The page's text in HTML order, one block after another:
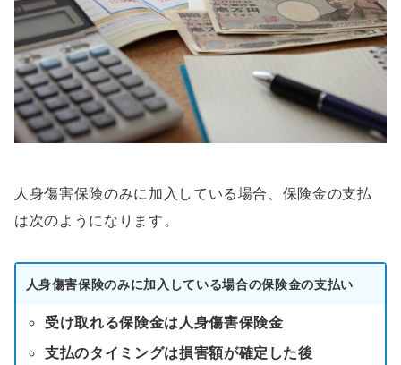
人身傷害保険のみに加入している場合、保険金の支払
は次のようになります。
人身傷害保険のみに加入している場合の保険金の支払い
受け取れる保険金は人身傷害保険金
支払のタイミングは損害額が確定した後